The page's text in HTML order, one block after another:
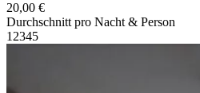
20,00 €
Durchschnitt pro Nacht & Person
1 2345